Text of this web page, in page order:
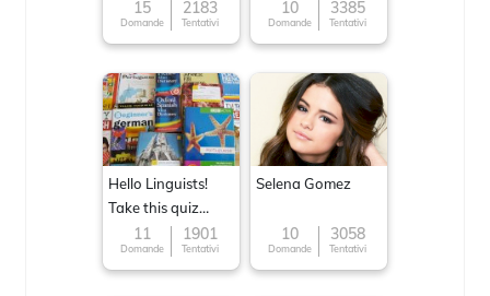
15
Domande
2183
Tentativi
10
Domande
3385
Tentativi
Hello Linguists!
Take this quiz
now!11
Domande
1901
Tentativi
Selena Gomez
10
Domande
3058
Tentativi